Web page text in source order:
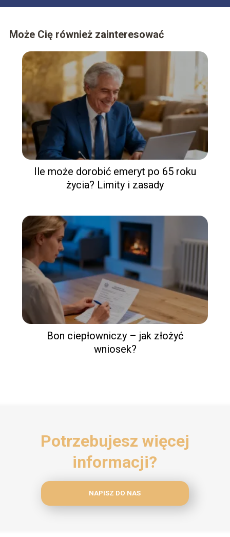
Może Cię również zainteresować
Ile może dorobić emeryt po 65 roku
życia? Limity i zasady
Bon ciepłowniczy – jak złożyć
wniosek?
Potrzebujesz więcej
informacji?
NAPISZ DO NAS